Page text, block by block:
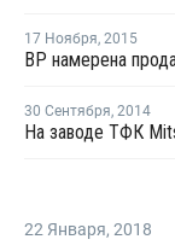
17 Ноября, 2015
30 Сентября, 2014
На заводе ТФК
22 Января, 2018